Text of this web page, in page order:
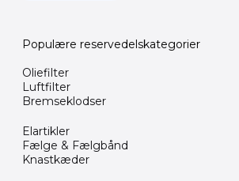
Populære reservedelskategorier
Oliefilter
Luftfilter
Bremseklodser
Elartikler
Fælge & Fælgbånd
Knastkæder